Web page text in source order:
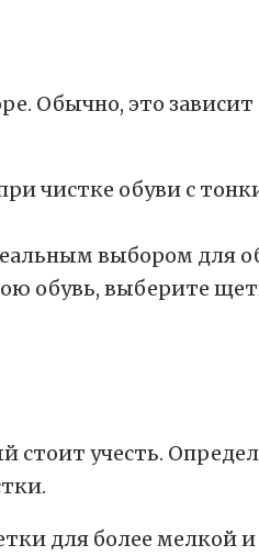
Обычно, это
чистке обуви с
выбором для
обувь, выберите
учесть.
для более мелкой